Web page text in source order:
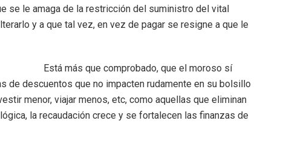
se le amaga de la restricción del suministro del vital
y a que tal vez, en vez de pagar se resigne a que le
Está más que comprobado, que el moroso sí
de descuentos que no impacten rudamente en su bolsillo
menor, viajar menos, etc, como aquellas que eliminan
la recaudación crece y se fortalecen las finanzas de